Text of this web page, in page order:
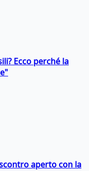
Ecco perché la
aperto con la